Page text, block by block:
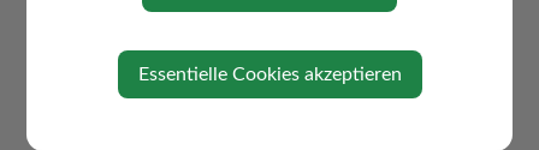
Essentielle Cookies akzeptieren